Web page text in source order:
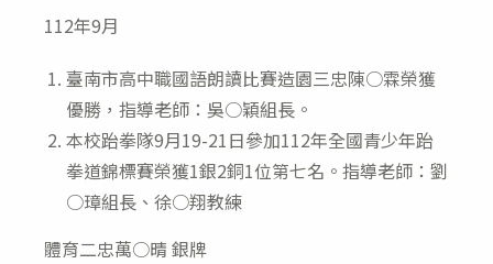
112年9月
臺南市高中職國語朗讀比賽造園三忠陳○霖榮獲
優勝，指導老師：吳○穎組長。
本校跆拳隊9月19-21日參加112年全國青少年跆
拳道錦標賽榮獲1銀2銅1位第七名。指導老師：劉
○璋組長、徐○翔教練
體育二忠萬○晴 銀牌